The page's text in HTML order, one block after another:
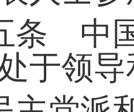
央领导
排和
人士